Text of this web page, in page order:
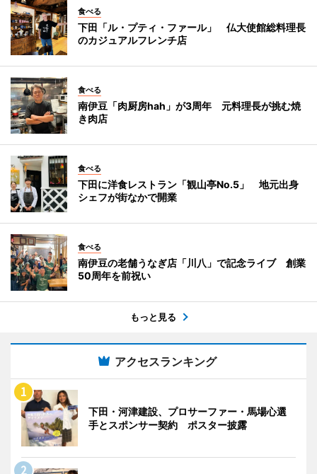
食べる
下田「ル・プティ・ファール」 仏大使館総料理長
のカジュアルフレンチ店
食べる
南伊豆「肉厨房hah」が3周年 元料理長が挑む焼
き肉店
食べる
下田に洋食レストラン「観山亭No.5」 地元出身
シェフが街なかで開業
食べる
南伊豆の老舗うなぎ店「川八」で記念ライブ 創業
50周年を前祝い
もっと見る
アクセスランキング
下田・河津建設、プロサーファー・馬場心選
手とスポンサー契約 ポスター披露